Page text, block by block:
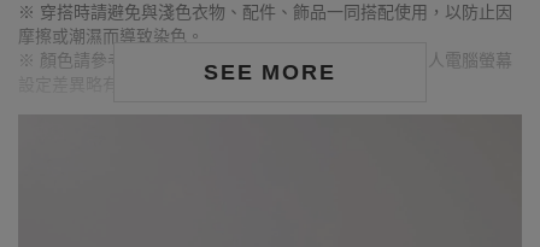
SEE MORE
※ 穿搭時請避免與淺色衣物、配件、飾品一同搭配使用，以防止因
摩擦或潮濕而導致染色。
※ 顏色請參考單品圖片較為接近，但因圖檔顏色會因個人電腦螢幕
設定差異略有不同，請以實際商品顏色為準。